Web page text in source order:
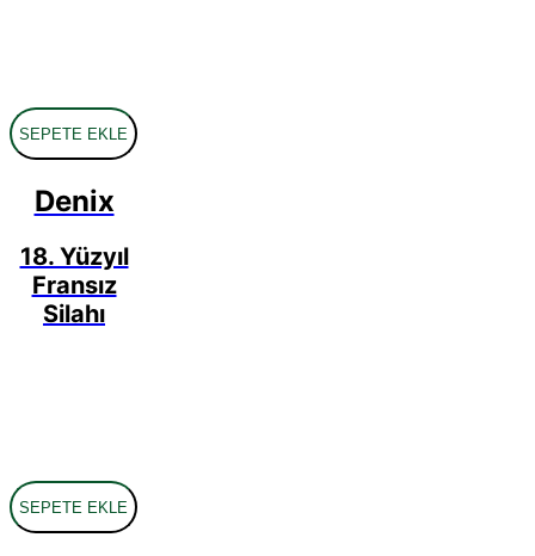
SEPETE EKLE
Denix
18. Yüzyıl
Fransız
Silahı
SEPETE EKLE